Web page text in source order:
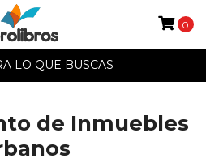
LO QUE BUSCAS
0
de Inmuebles